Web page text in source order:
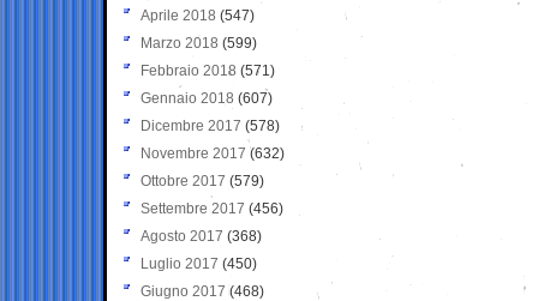
Aprile 2018 (547)
Marzo 2018 (599)
Febbraio 2018 (571)
Gennaio 2018 (607)
Dicembre 2017 (578)
Novembre 2017 (632)
Ottobre 2017 (579)
Settembre 2017 (456)
Agosto 2017 (368)
Luglio 2017 (450)
Giugno 2017 (468)